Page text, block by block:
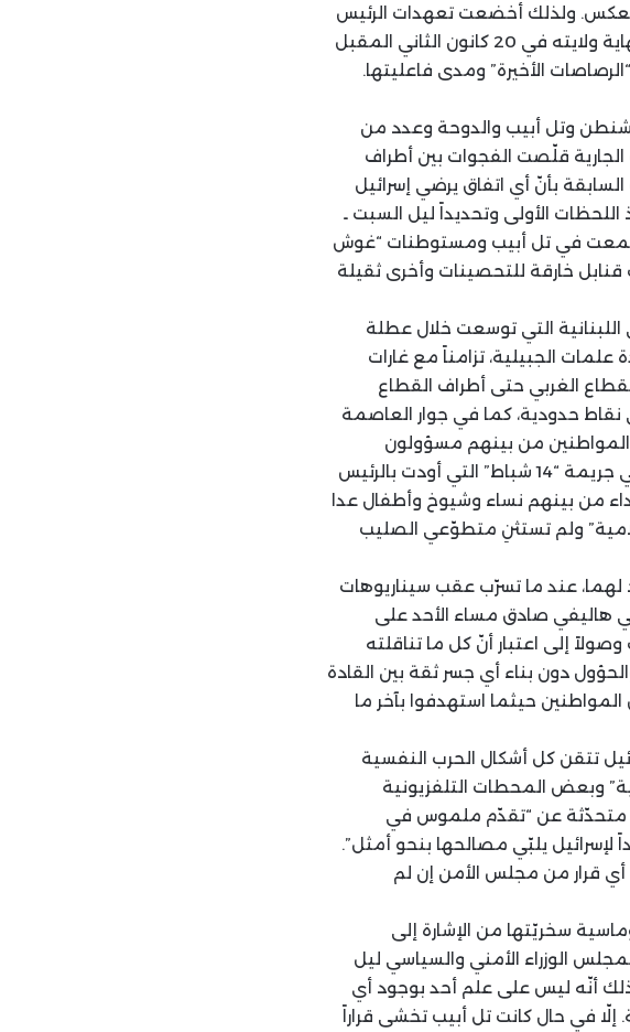
ولذلك أخضعت تعهدات الرئيس
جو بايدن بالسعي إلى إنهاء الحرب في قطاع غزة وجنوب لبنان قبل نهاية ولايته في 20 كانون الثاني المقبل
الأخيرة” ومدى فاعليتها.
وتل أبيب والدوحة وعدد من
قلّصت الفجوات بين أطراف
بأنّ أي اتفاق يرضي إسرائيل
اللحظات الأولى وتحديداً ليل السبت ـ
سُمعت في تل أبيب ومستوطنات “غوش
خارقة للتحصينات وأخرى ثقيلة
التي توسعت خلال عطلة
الجبيلية، تزامناً مع غارات
الغربي حتى أطراف القطاع
حدودية، كما في جوار العاصمة
من بينهم مسؤولون
حزبيّون، ومنهم سليم عياش المحكوم من المحكمة الخاصة بلبنان في جريمة “14 شباط” التي أودت بالرئيس
من بينهم نساء وشيوخ وأطفال عدا
ولم تستثنِ متطوّعي الصليب
لهما، عند ما تسرّب عقب سيناريوهات
هاليفي صادق مساء الأحد على
إلى اعتبار أنّ كل ما تناقلته
دون بناء أي جسر ثقة بين القادة
حيثما استهدفوا بآخر ما
تتقن كل أشكال الحرب النفسية
وبعض المحطات التلفزيونية
متحدّثة عن “تقدّم ملموس في
لإسرائيل يلبّي مصالحها بنحو أمثل”.
أي قرار من مجلس الأمن إن لم
سخريّتها من الإشارة إلى
الوزراء الأمني والسياسي ليل
أنّه ليس على علم أحد بوجود أي
في حال كانت تل أبيب تخشى قراراً